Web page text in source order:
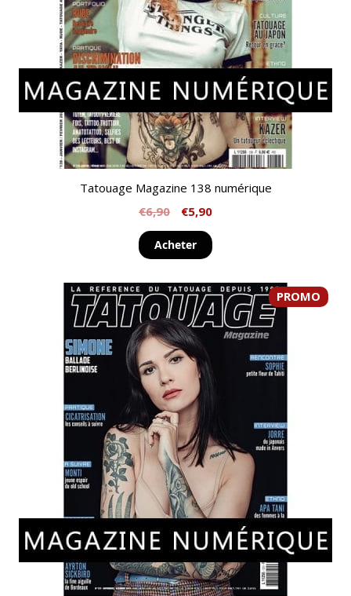
Tatouage Magazine 138 numérique
€6,90 €5,90
Acheter
PROMO